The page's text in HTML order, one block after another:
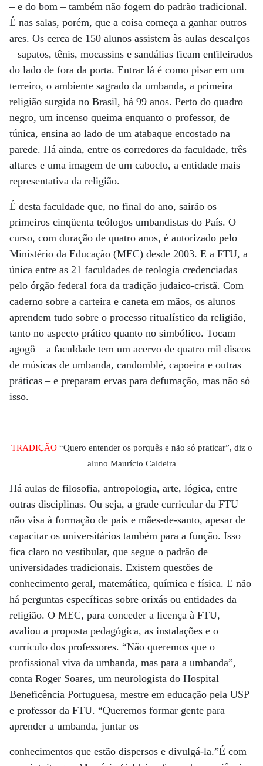
– e do bom – também não fogem do padrão tradicional.
É nas salas, porém, que a coisa começa a ganhar outros
ares. Os cerca de 150 alunos assistem às aulas descalços
– sapatos, tênis, mocassins e sandálias ficam enfileirados
do lado de fora da porta. Entrar lá é como pisar em um
terreiro, o ambiente sagrado da umbanda, a primeira
religião surgida no Brasil, há 99 anos. Perto do quadro
negro, um incenso queima enquanto o professor, de
túnica, ensina ao lado de um atabaque encostado na
parede. Há ainda, entre os corredores da faculdade, três
altares e uma imagem de um caboclo, a entidade mais
representativa da religião.
É desta faculdade que, no final do ano, sairão os
primeiros cinqüenta teólogos umbandistas do País. O
curso, com duração de quatro anos, é autorizado pelo
Ministério da Educação (MEC) desde 2003. E a FTU, a
única entre as 21 faculdades de teologia credenciadas
pelo órgão federal fora da tradição judaico-cristã. Com
caderno sobre a carteira e caneta em mãos, os alunos
aprendem tudo sobre o processo ritualístico da religião,
tanto no aspecto prático quanto no simbólico. Tocam
agogô – a faculdade tem um acervo de quatro mil discos
de músicas de umbanda, candomblé, capoeira e outras
práticas – e preparam ervas para defumação, mas não só
isso.
TRADIÇÃO“Quero entender os porquês e não só praticar”, diz o
aluno Maurício Caldeira
Há aulas de filosofia, antropologia, arte, lógica, entre
outras disciplinas. Ou seja, a grade curricular da FTU
não visa à formação de pais e mães-de-santo, apesar de
capacitar os universitários também para a função. Isso
fica claro no vestibular, que segue o padrão de
universidades tradicionais. Existem questões de
conhecimento geral, matemática, química e física. E não
há perguntas específicas sobre orixás ou entidades da
religião. O MEC, para conceder a licença à FTU,
avaliou a proposta pedagógica, as instalações e o
currículo dos professores. “Não queremos que o
profissional viva da umbanda, mas para a umbanda”,
conta Roger Soares, um neurologista do Hospital
Beneficência Portuguesa, mestre em educação pela USP
e professor da FTU. “Queremos formar gente para
aprender a umbanda, juntar os
conhecimentos que estão dispersos e divulgá-la.”É com